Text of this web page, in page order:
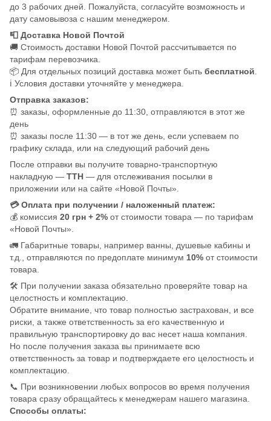
до 3 рабочих дней. Пожалуйста, согласуйте возможность и
дату самовывоза с нашим менеджером.
📮 Доставка Новой Почтой
🚚 Стоимость доставки Новой Почтой рассчитывается по
тарифам перевозчика.
📦 Для отдельных позиций доставка может быть бесплатной
ℹ️ Условия доставки уточняйте у менеджера.
Отправка заказов:
⏰ заказы, оформленные до 11:30, отправляются в этот же
день
⏰ заказы после 11:30 — в тот же день, если успеваем по
графику склада, или на следующий рабочий день
После отправки вы получите товарно-транспортную
накладную — ТТН — для отслеживания посылки в
приложении или на сайте «Новой Почты».
💳 Оплата при получении / наложенный платеж:
💰 комиссия 20 грн + 2% от стоимости товара — по тарифам
«Новой Почты».
🚛 Габаритные товары, например ванны, душевые кабины и
т.д., отправляются по предоплате минимум 10% от стоимости
товара.
🛠️ При получении заказа обязательно проверяйте товар на
целостность и комплектацию.
Обратите внимание, что товар полностью застрахован, и все
риски, а также ответственность за его качественную и
правильную транспортировку до вас несет наша компания.
Но после получения заказа вы принимаете всю
ответственность за товар и подтверждаете его целостность и
комплектацию.
📞 При возникновении любых вопросов во время получения
товара сразу обращайтесь к менеджерам нашего магазина.
Способы оплаты: